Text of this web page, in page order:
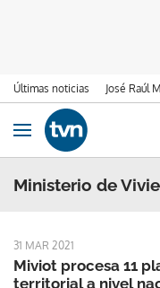
Últimas noticias José Raúl
Ir al contenido
Obrir navegació
Ministerio de
31 MAR 2021
Miviot procesa 11
territorial a nivel